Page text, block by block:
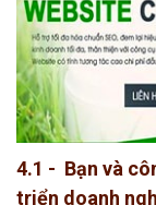
4.1 - Bạn và
triển doanh